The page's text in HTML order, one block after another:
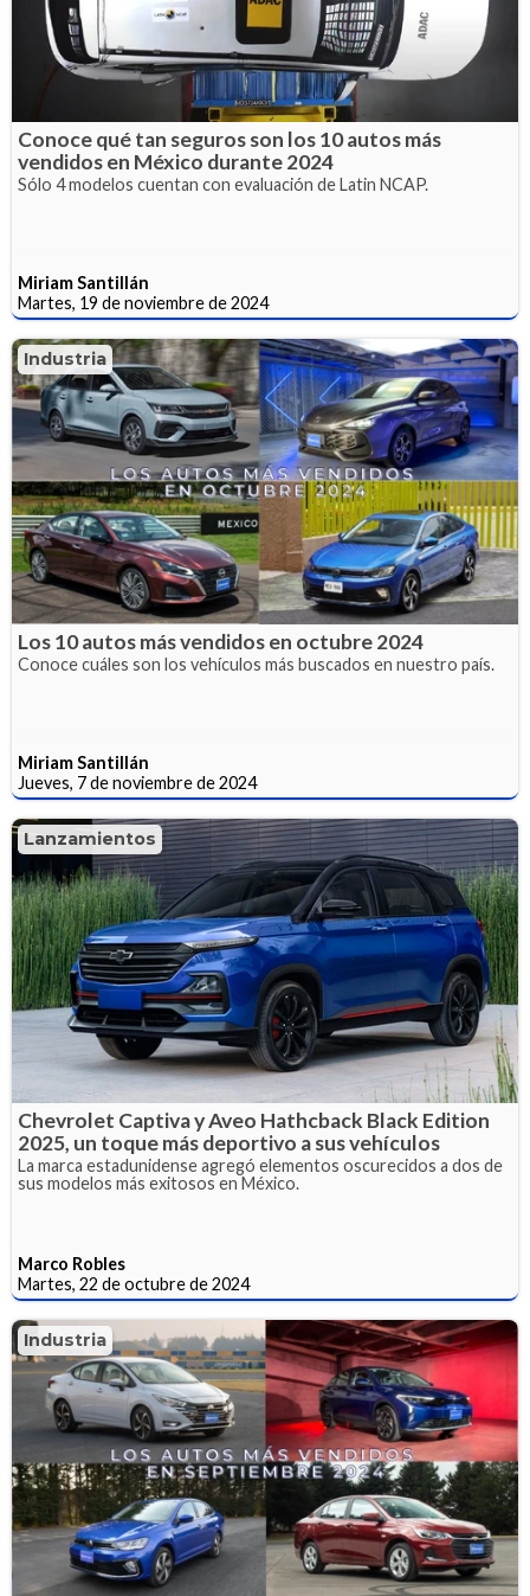
Conoce qué tan seguros son los 10 autos más
vendidos en México durante 2024
Sólo 4 modelos cuentan con evaluación de Latin NCAP.
Miriam Santillán
Martes, 19 de noviembre de 2024
Industria
Los 10 autos más vendidos en octubre 2024
Conoce cuáles son los vehículos más buscados en nuestro país.
Miriam Santillán
Jueves, 7 de noviembre de 2024
Lanzamientos
Chevrolet Captiva y Aveo Hathcback Black Edition
2025, un toque más deportivo a sus vehículos
La marca estadunidense agregó elementos oscurecidos a dos de
sus modelos más exitosos en México.
Marco Robles
Martes, 22 de octubre de 2024
Industria